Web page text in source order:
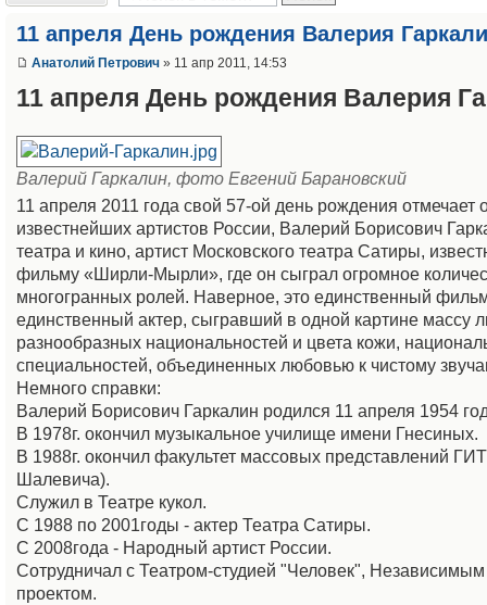
11 апреля День рождения Валерия
Анатолий Петрович » 11 апр 2011, 14:53
11 апреля День рождения Валерия
Валерий Гаркалин, фото Евгений Барановский
11 апреля 2011 года свой 57-ой день рождения отмечает
известнейших артистов России, Валерий Борисович
театра и кино, артист Московского театра Сатиры,
фильму «Ширли-Мырли», где он сыграл огромное
многогранных ролей. Наверное, это единственный
единственный актер, сыгравший в одной картине массу
разнообразных национальностей и цвета кожи,
специальностей, объединенных любовью к чистому
Немного справки:
Валерий Борисович Гаркалин родился 11 апреля 1954
В 1978г. окончил музыкальное училище имени Гнесиных.
В 1988г. окончил факультет массовых представлений
Шалевича).
Служил в Театре кукол.
С 1988 по 2001годы - актер Театра Сатиры.
С 2008года - Народный артист России.
Сотрудничал с Театром-студией "Человек",
проектом.